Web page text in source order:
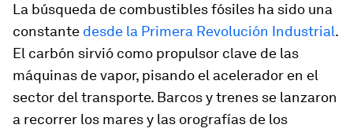
La búsqueda de combustibles fósiles ha sido una
constante desde la Primera Revolución Industrial.
El carbón sirvió como propulsor clave de las
máquinas de vapor, pisando el acelerador en el
sector del transporte. Barcos y trenes se lanzaron
a recorrer los mares y las orografías de los